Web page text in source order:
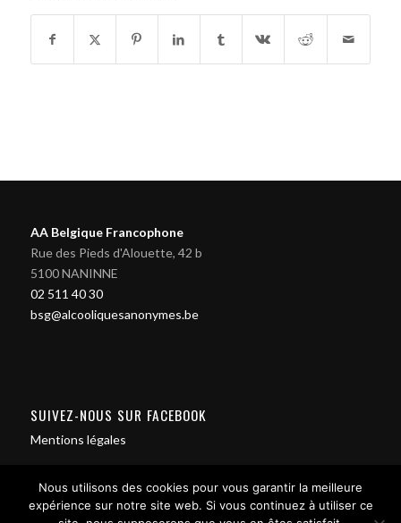
AA Belgique Francophone
Rue des Pieds d'Alouette, 42 b
5100 NANINNE
02 511 40 30
bsg@alcooliquesanonymes.be
SUIVEZ-NOUS SUR FACEBOOK
Mentions légales
Nous utilisons des cookies pour vous garantir la meilleure
expérience sur notre site web. Si vous continuez à utiliser ce